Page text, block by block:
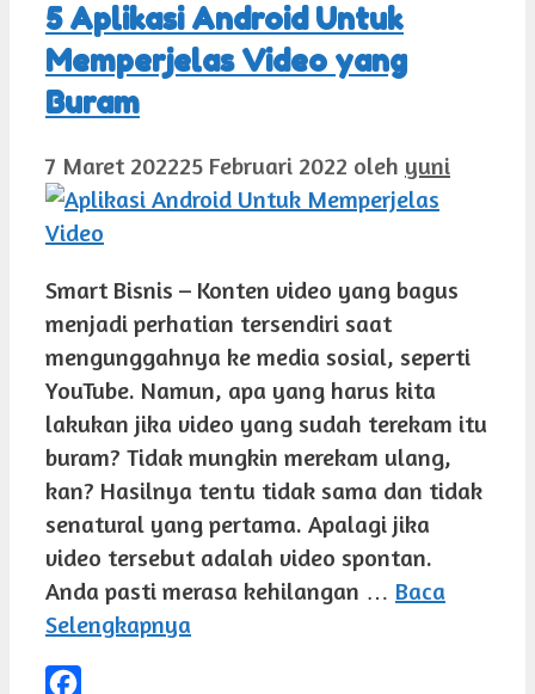
5 Aplikasi Android Untuk
Memperjelas Video yang
Buram
7 Maret 202225 Februari 2022 oleh yuni
Smart Bisnis – Konten video yang bagus
menjadi perhatian tersendiri saat
mengunggahnya ke media sosial, seperti
YouTube. Namun, apa yang harus kita
lakukan jika video yang sudah terekam itu
buram? Tidak mungkin merekam ulang,
kan? Hasilnya tentu tidak sama dan tidak
senatural yang pertama. Apalagi jika
video tersebut adalah video spontan.
Anda pasti merasa kehilangan … Baca
Selengkapnya